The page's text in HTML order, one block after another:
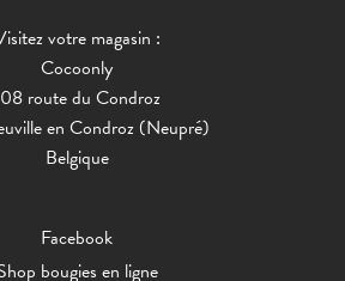
votre magasin :
Cocoonly
route du Condroz
en Condroz (Neupré)
Belgique
Facebook
bougies en ligne